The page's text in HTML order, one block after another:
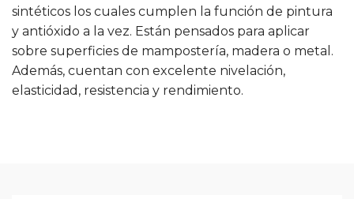
sintéticos los cuales cumplen la función de pintura
y antióxido a la vez. Están pensados para aplicar
sobre superficies de mampostería, madera o metal.
Además, cuentan con excelente nivelación,
elasticidad, resistencia y rendimiento.